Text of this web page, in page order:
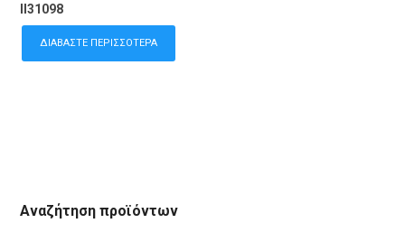
II31098
ΔΙΑΒΆΣΤΕ ΠΕΡΙΣΣΌΤΕΡΑ
Αναζήτηση προϊόντων